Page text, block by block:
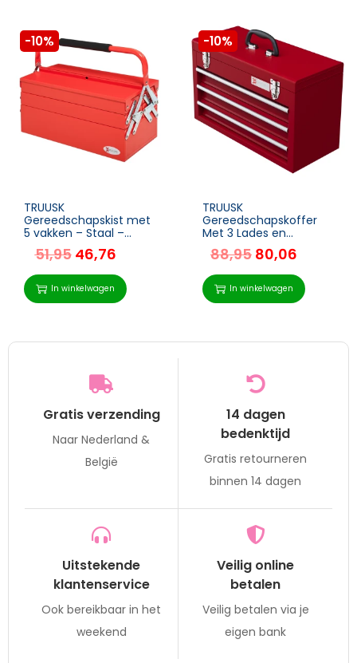
-10%
TRUUSK
Gereedschapskist met
5 vakken – Staal –
Rood – 45 x 22,5 x 34,5
cm – Handig en
Duurzaam –
Organiseer je
gereedschap in
51,95 46,76
In winkelwagen
-10%
TRUUSK
Gereedschapskoffer
Met 3 Lades en
Bovenste Opbergvak –
Robuust Staal – Handig
Handvat en Slot – Rood
– 51x22x32cm
88,95 80,06
In winkelwagen
Gratis verzending
Naar Nederland &
België
14 dagen
bedenktijd
Gratis retourneren
binnen 14 dagen
Uitstekende
klantenservice
Ook bereikbaar in het
weekend
Veilig online
betalen
Veilig betalen via je
eigen bank